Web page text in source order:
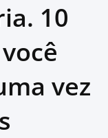
10
vez